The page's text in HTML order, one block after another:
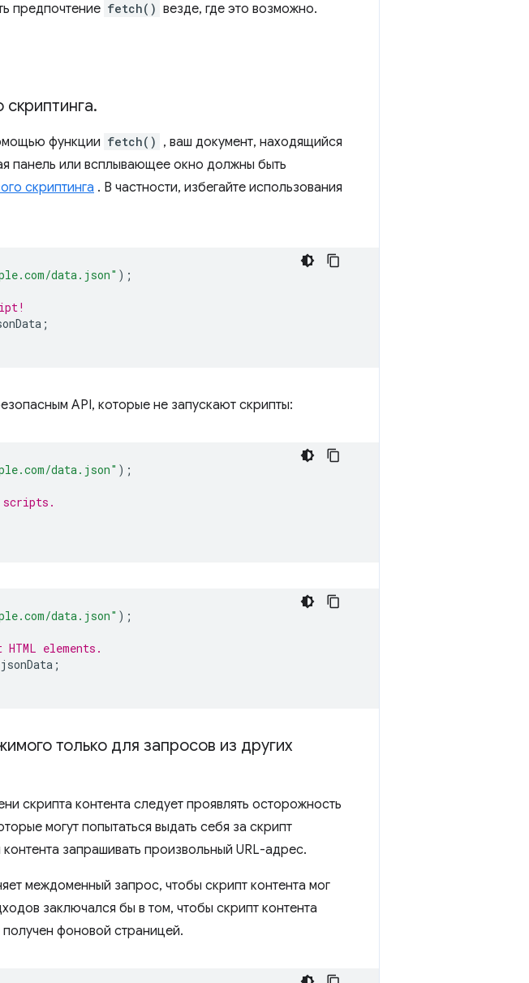
предпочтение fetch() везде, где это возможно.
.
функции fetch() , ваш документ, находящийся
панель или всплывающее окно должны быть
скриптинга . В частности, избегайте использования
data.json" );
;
API, которые не запускают скрипты:
data.json" );
scripts.
data.json" );
elements.
jsonData ;
только для запросов из других
скрипта контента следует проявлять осторожность
могут попытаться выдать себя за скрипт
запрашивать произвольный URL-адрес.
междоменный запрос, чтобы скрипт контента мог
заключался бы в том, чтобы скрипт контента
фоновой страницей.